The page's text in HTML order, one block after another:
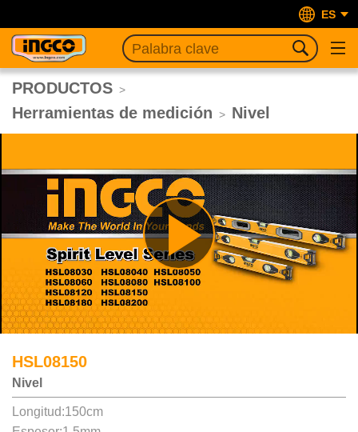
ES
PRODUCTOS >
Herramientas de medición > Nivel
Play
Video
HSL08150
Nivel
Longitud:150cm